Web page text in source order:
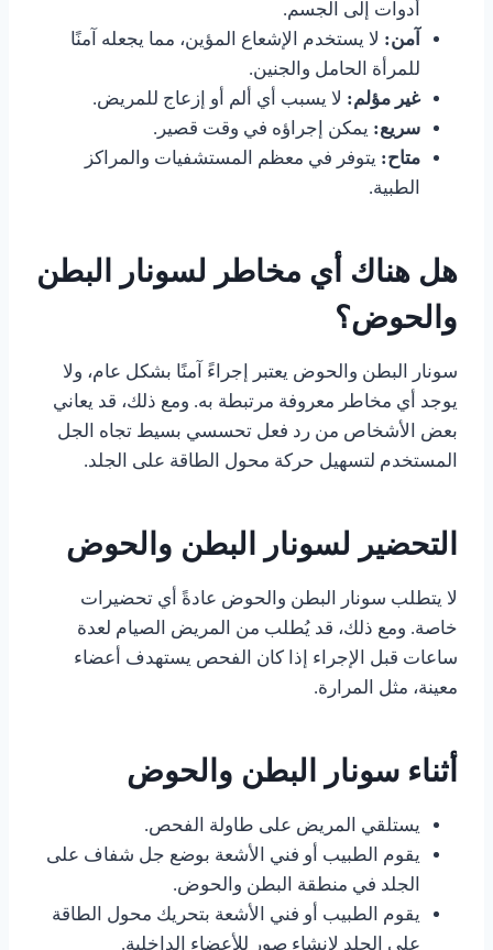
أدوات إلى الجسم.
آمن: لا يستخدم الإشعاع المؤين، مما يجعله آمنًا
للمرأة الحامل والجنين.
غير مؤلم: لا يسبب أي ألم أو إزعاج للمريض.
سريع: يمكن إجراؤه في وقت قصير.
متاح: يتوفر في معظم المستشفيات والمراكز
الطبية.
هل هناك أي مخاطر لسونار البطن
والحوض؟
سونار البطن والحوض يعتبر إجراءً آمنًا بشكل عام، ولا
يوجد أي مخاطر معروفة مرتبطة به. ومع ذلك، قد يعاني
بعض الأشخاص من رد فعل تحسسي بسيط تجاه الجل
المستخدم لتسهيل حركة محول الطاقة على الجلد.
التحضير لسونار البطن والحوض
لا يتطلب سونار البطن والحوض عادةً أي تحضيرات
خاصة. ومع ذلك، قد يُطلب من المريض الصيام لعدة
ساعات قبل الإجراء إذا كان الفحص يستهدف أعضاء
معينة، مثل المرارة.
أثناء سونار البطن والحوض
يستلقي المريض على طاولة الفحص.
يقوم الطبيب أو فني الأشعة بوضع جل شفاف على
الجلد في منطقة البطن والحوض.
يقوم الطبيب أو فني الأشعة بتحريك محول الطاقة
على الجلد لإنشاء صور للأعضاء الداخلية.